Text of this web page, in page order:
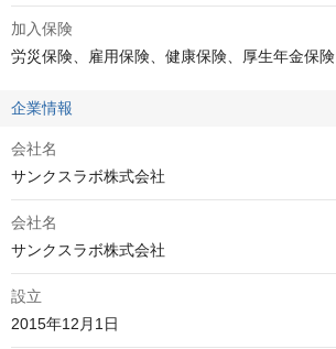
加入保険
労災保険、雇用保険、健康保険、厚生年金保険
企業情報
会社名
サンクスラボ株式会社
会社名
サンクスラボ株式会社
設立
2015年12月1日